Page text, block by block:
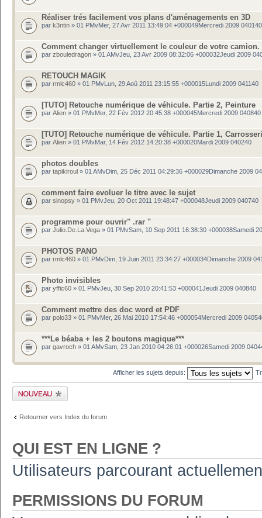
Réaliser trés facilement vos plans d'aménagements en 3D
par k3ntin » 01 PMvMer, 27 Avr 2011 13:49:04 +000049Mercredi 2009 040140
Comment changer virtuellement le couleur de votre camion.
par zbouledragon » 01 AMvJeu, 23 Avr 2009 08:32:06 +000032Jeudi 2009
RETOUCH MAGIK
par rmlc460 » 01 PMvLun, 29 Aoû 2011 23:15:55 +000015Lundi 2009 041140
[TUTO] Retouche numérique de véhicule. Partie 2, Peinture
par Alien » 01 PMvMer, 22 Fév 2012 20:45:38 +000045Mercredi 2009 040840
[TUTO] Retouche numérique de véhicule. Partie 1,
par Alien » 01 PMvMar, 14 Fév 2012 14:20:38 +000020Mardi 2009 040240
photos doubles
par tapikiroul » 01 AMvDim, 25 Déc 2011 04:29:36 +000029Dimanche 2009
comment faire evoluer le titre avec le sujet
par sinopsy » 01 PMvJeu, 20 Oct 2011 19:48:47 +000048Jeudi 2009 040740
programme pour ouvrir" .rar "
par Julio.De.La.Vega » 01 PMvSam, 10 Sep 2011 16:38:30 +000038Samedi
PHOTOS PANO
par rmlc460 » 01 PMvDim, 19 Juin 2011 23:34:27 +000034Dimanche 2009
Photo invisibles
par yffic60 » 01 PMvJeu, 30 Sep 2010 20:41:53 +000041Jeudi 2009 040840
Comment mettre des doc word et PDF
par polo33 » 01 PMvMer, 26 Mai 2010 17:54:46 +000054Mercredi 2009
***Le béaba + les 2 boutons magique***
par gavroch » 01 AMvSam, 23 Jan 2010 04:26:01 +000026Samedi 2009
Afficher les sujets depuis:
Publier un nouveau
sujet
Retourner vers Index du forum
QUI EST EN LIGNE ?
Utilisateurs parcourant
PERMISSIONS DU FORUM